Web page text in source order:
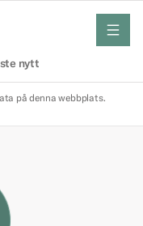
nytt
meny
på denna webbplats.